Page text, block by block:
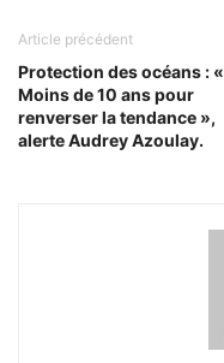
Article précédent
Protection des océans : «
Moins de 10 ans pour
renverser la tendance »,
alerte Audrey Azoulay.